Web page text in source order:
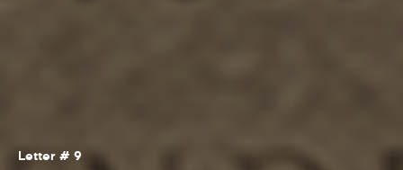
Letter # 9